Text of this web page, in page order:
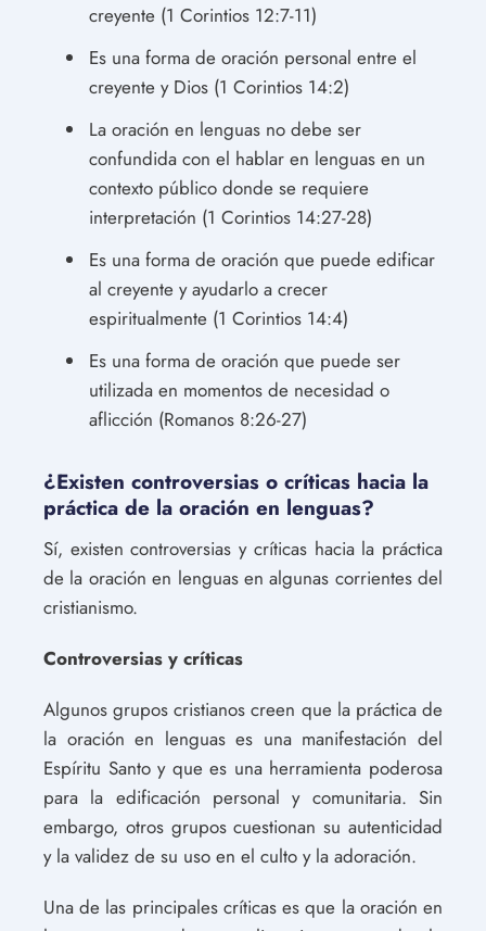
creyente (1 Corintios 12:7-11)
Es una forma de oración personal entre el
creyente y Dios (1 Corintios 14:2)
La oración en lenguas no debe ser
confundida con el hablar en lenguas en un
contexto público donde se requiere
interpretación (1 Corintios 14:27-28)
Es una forma de oración que puede edificar
al creyente y ayudarlo a crecer
espiritualmente (1 Corintios 14:4)
Es una forma de oración que puede ser
utilizada en momentos de necesidad o
aflicción (Romanos 8:26-27)
¿Existen controversias o críticas hacia la
práctica de la oración en lenguas?
Sí, existen controversias y críticas hacia la práctica
de la oración en lenguas en algunas corrientes del
cristianismo.
Controversias y críticas
Algunos grupos cristianos creen que la práctica de
la oración en lenguas es una manifestación del
Espíritu Santo y que es una herramienta poderosa
para la edificación personal y comunitaria. Sin
embargo, otros grupos cuestionan su autenticidad
y la validez de su uso en el culto y la adoración.
Una de las principales críticas es que la oración en